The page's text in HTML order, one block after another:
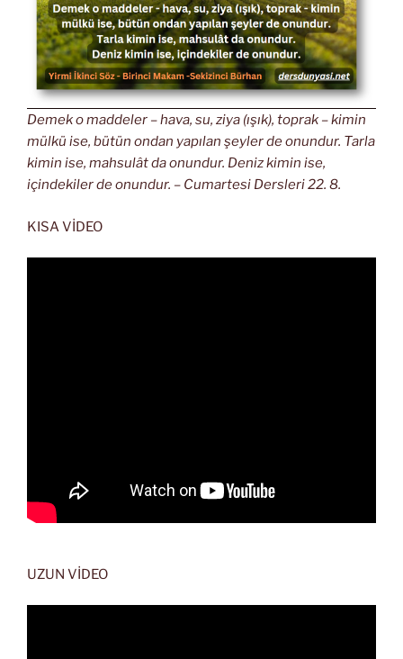
Demek o maddeler – hava, su, ziya (ışık), toprak – kimin
mülkü ise, bütün ondan yapılan şeyler de onundur. Tarla
kimin ise, mahsulât da onundur. Deniz kimin ise,
içindekiler de onundur. – Cumartesi Dersleri 22. 8.
KISA VİDEO
UZUN VİDEO